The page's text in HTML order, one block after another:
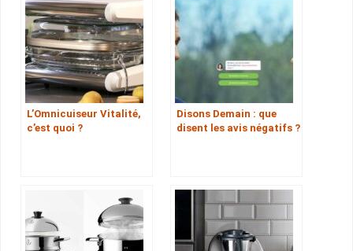
L’Omnicuiseur Vitalité,
c’est quoi ?
Disons Demain : que
disent les avis négatifs ?